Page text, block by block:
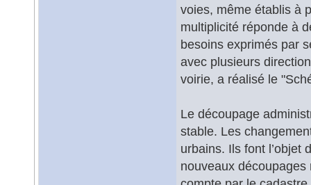
voies, même établis à
multiplicité réponde à
besoins exprimés par
avec plusieurs
voirie, a réalisé le
Le découpage
stable. Les
urbains. Ils font l’objet
nouveaux